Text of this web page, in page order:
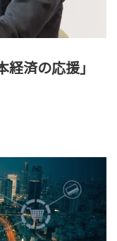
済の応援」